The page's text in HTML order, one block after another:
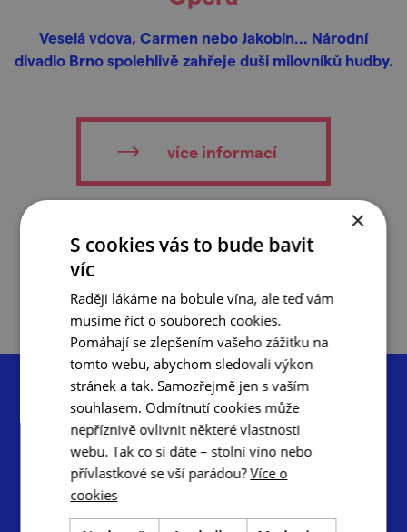
Veselá vdova, Carmen nebo Jakobín... Národní
divadlo Brno spolehlivě zahřeje duši milovníků hudby.
více informací
do oblíbených
Centrála cestovního ruchu – Jižní Morava, z.s.p.o.
Radnická 2, 602 00 Brno
info@ccrjm.cz
×
S cookies vás to bude bavit
víc
Raději lákáme na bobule vína, ale teď vám
musíme říct o souborech cookies.
Pomáhají se zlepšením vašeho zážitku na
tomto webu, abychom sledovali výkon
stránek a tak. Samozřejmě jen s vaším
souhlasem. Odmítnutí cookies může
nepříznivě ovlivnit některé vlastnosti
webu. Tak co si dáte – stolní víno nebo
přívlastkové se vší parádou?Více o
cookies